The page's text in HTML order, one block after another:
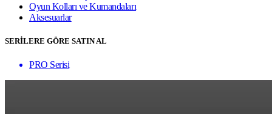
Oyun Kolları ve Kumandaları
Aksesuarlar
SERİLERE GÖRE SATIN AL
PRO Serisi